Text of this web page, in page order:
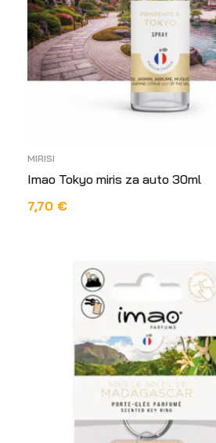
MIRISI
Imao Tokyo miris za auto 30ml
7,70 €